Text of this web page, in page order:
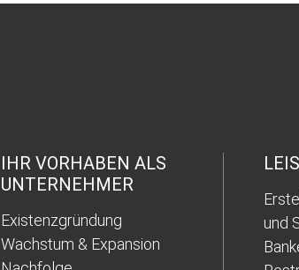
IHR VORHABEN ALS
UNTERNEHMER
Existenzgründung
Wachstum & Expansion
und